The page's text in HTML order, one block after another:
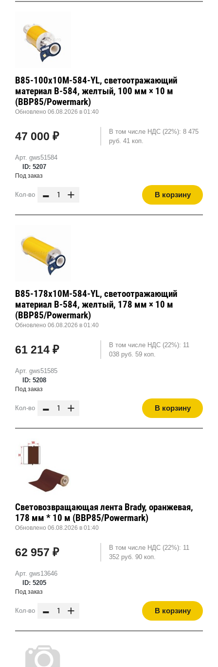
Арт. gws51584
ID: 5207
B85-100x10M-584-YL, светоотражающий
материал B-584, желтый, 100 мм × 10 м
(BBP85/Powermark)
Обновлено 06.08.2026 в 01:40
47 000 ₽
В том числе НДС (22%): 8 475
руб. 41 коп.
Под заказ
Кол-во - + В корзину
Арт. gws51585
ID: 5208
B85-178x10M-584-YL, светоотражающий
материал B-584, желтый, 178 мм × 10 м
(BBP85/Powermark)
Обновлено 06.08.2026 в 01:40
61 214 ₽
В том числе НДС (22%): 11
038 руб. 59 коп.
Под заказ
Кол-во - + В корзину
Арт. gws13646
ID: 5205
Световозвращающая лента Brady, оранжевая,
178 мм * 10 м (BBP85/Powermark)
Обновлено 06.08.2026 в 01:40
62 957 ₽
В том числе НДС (22%): 11
352 руб. 90 коп.
Под заказ
Кол-во - + В корзину